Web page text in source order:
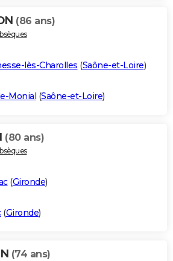
(86 ans)
lès-Charolles (Saône-et-Loire)
Monial (Saône-et-Loire)
(80 ans)
(Gironde)
(Gironde)
(74 ans)